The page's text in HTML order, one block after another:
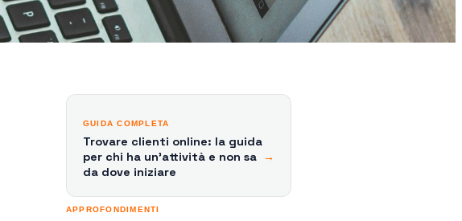
GUIDA COMPLETA
Trovare clienti online: la guida
per chi ha un'attività e non sa
da dove iniziare
→
APPROFONDIMENTI